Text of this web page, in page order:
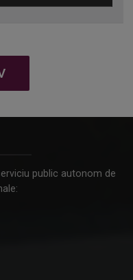
de colecție, din 1979
public autonom de